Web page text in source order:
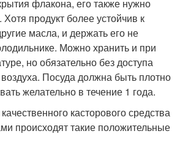
флакона, его также нужно
продукт более устойчив к
масла, и держать его не
Можно хранить и при
но обязательно без доступа
Посуда должна быть плотно
желательно в течение 1 года.
касторового средства
происходят такие положительные